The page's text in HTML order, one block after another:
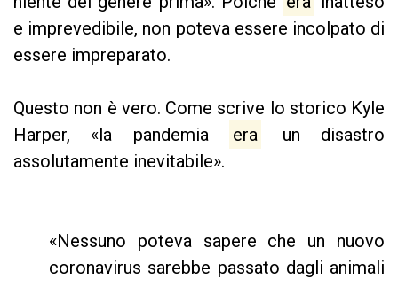
e imprevedibile, non poteva essere incolpato di
essere impreparato.
Questo non è vero. Come scrive lo storico Kyle
Harper, «la pandemia
era
un disastro
assolutamente inevitabile».
«Nessuno poteva sapere che un nuovo
coronavirus sarebbe passato dagli animali